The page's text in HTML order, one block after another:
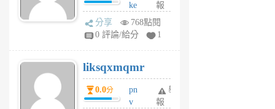
前
ke
rv
pj
6
個
月
前
報
分享
768點閱
0 評論/給分
1
liksqxmqmr
0.0分
pn
v
舉
報